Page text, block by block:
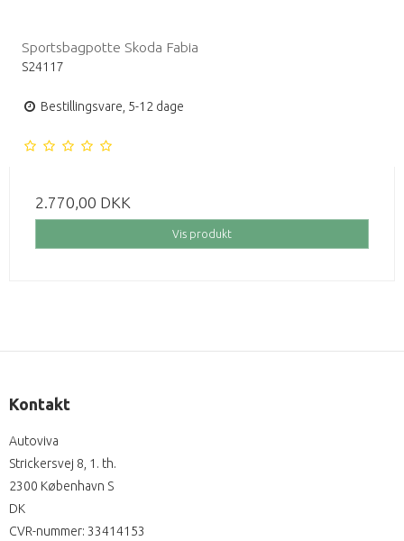
Sportsbagpotte Skoda Fabia
S24117
Bestillingsvare, 5-12 dage
2.770,00 DKK
Vis produkt
Kontakt
Autoviva
Strickersvej 8, 1. th.
2300 København S
DK
CVR-nummer: 33414153